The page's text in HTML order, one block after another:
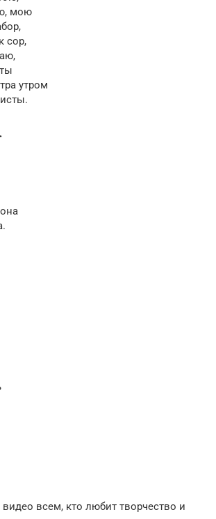
мою
сор,
утром
всем, кто любит творчество и